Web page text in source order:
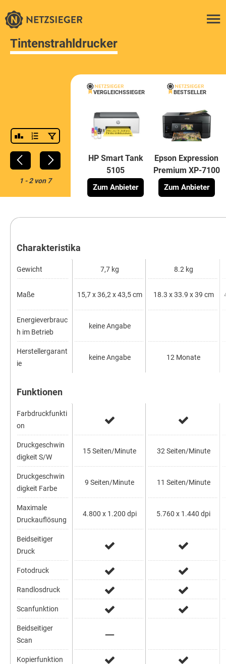
Tintenstrahldrucker
1-2von 7
VERGLEICHSSIEGER
HP Smart Tank
5105
Zum Anbieter
BESTSELLER
Epson Expression
Premium XP-7100
Zum Anbieter
Charakteristika
Gewicht
Maße
Energieverbrauc
h im Betrieb
Herstellergarant
ie
Funktionen
Farbdruckfunkti
on
Druckgeschwin
digkeit S/W
Druckgeschwin
digkeit Farbe
Maximale
Druckauflösung
Beidseitiger
Druck
Fotodruck
Randlosdruck
Scanfunktion
Beidseitiger
Scan
Kopierfunktion
7,7 kg
15,7 x 36,2 x 43,5 cm
keine Angabe
keine Angabe
15 Seiten/Minute
9 Seiten/Minute
4.800 x 1.200 dpi
8.2 kg
18.3 x 33.9 x 39 cm
12 Monate
32 Seiten/Minute
11 Seiten/Minute
5.760 x 1.440 dpi